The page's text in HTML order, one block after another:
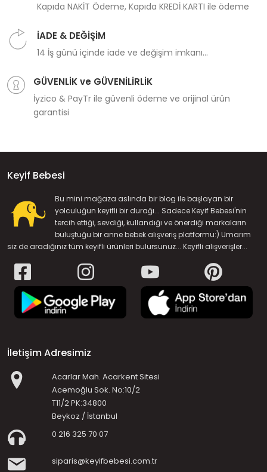
Kapıda NAKİT Ödeme, Kapıda KREDİ KARTI ile ödeme
İADE & DEĞİŞİM
14 İş günü içinde iade ve değişim imkanı...
GÜVENLİK ve GÜVENİLİRLİK
İyzico & PayTr ile güvenli ödeme ve orijinal ürün
garantisi
Keyif Bebesi
Bu mini mağaza aslında bir blog ile başlayan bir
yolculuğun keyifli bir durağı... Sadece Keyif Bebesi'nin
tercih ettiği, sevdiği, kullandığı ve önerdiği markaların
buluştuğu bir anne bebek alışveriş platformu:) Umarım
siz de aradığınız tüm keyifli ürünleri bulursunuz... Keyifli alışverişler...
İletişim Adresimiz
Acarlar Mah. Acarkent Sitesi
Acemoğlu Sok. No:10/2
T11/2 PK:34800
Beykoz / İstanbul
0 216 325 70 07
siparis@keyifbebesi.com.tr